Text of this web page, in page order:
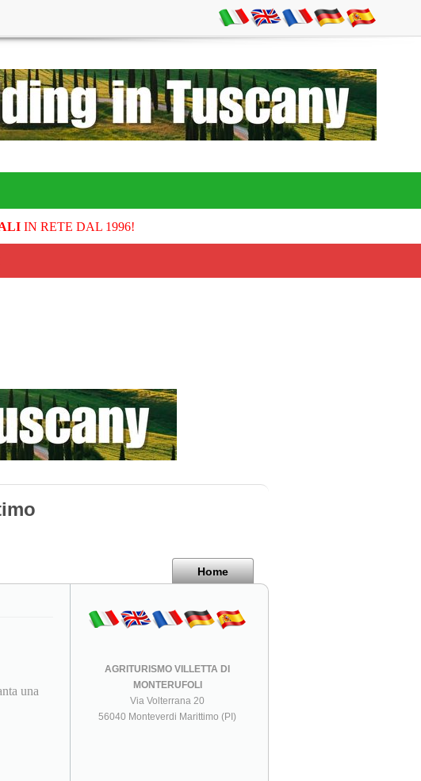
IN RETE DAL 1996!
Home
una
AGRITURISMO VILLETTA DI
MONTERUFOLI
Via Volterrana 20
56040 Monteverdi Marittimo (PI)